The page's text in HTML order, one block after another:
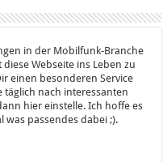
in der Mobilfunk-Branche
Webseite ins Leben zu
einen besonderen Service
nach interessanten
hier einstelle. Ich hoffe es
was passendes dabei ;).